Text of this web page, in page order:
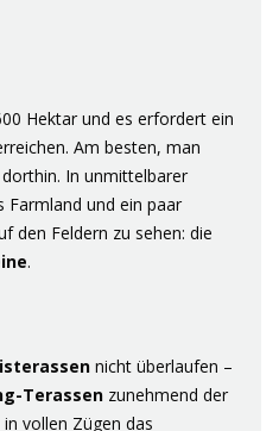
Hektar und es erfordert ein
Am besten, man
In unmittelbarer
Farmland und ein paar
den Feldern zu sehen: die
.
nicht überlaufen –
Terassen zunehmend der
vollen Zügen das